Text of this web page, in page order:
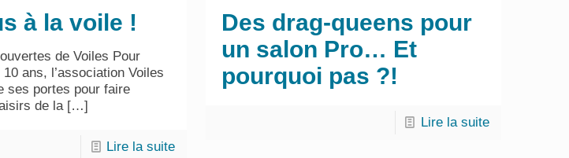
à la voile !
de Voiles Pour
ans, l’association Voiles
ses portes pour faire
de la[…]
Lire la suite
Des drag-queens pour
un salon Pro… Et
pourquoi pas ?!
Lire la suite